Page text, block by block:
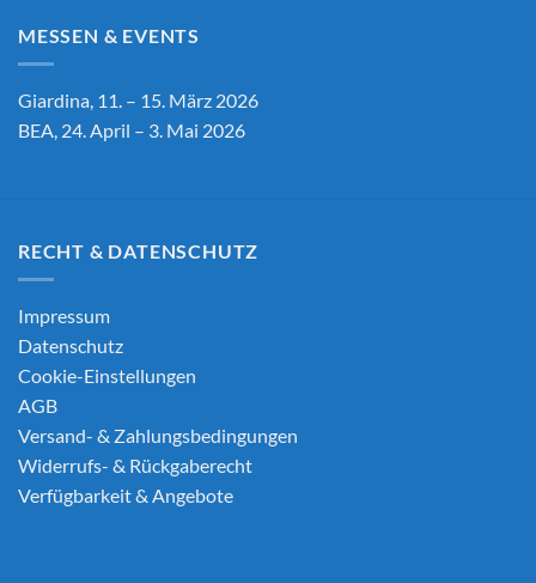
MESSEN & EVENTS
Giardina, 11. – 15. März 2026
BEA, 24. April – 3. Mai 2026
RECHT & DATENSCHUTZ
Impressum
Datenschutz
Cookie-Einstellungen
AGB
Versand- & Zahlungsbedingungen
Widerrufs- & Rückgaberecht
Verfügbarkeit & Angebote